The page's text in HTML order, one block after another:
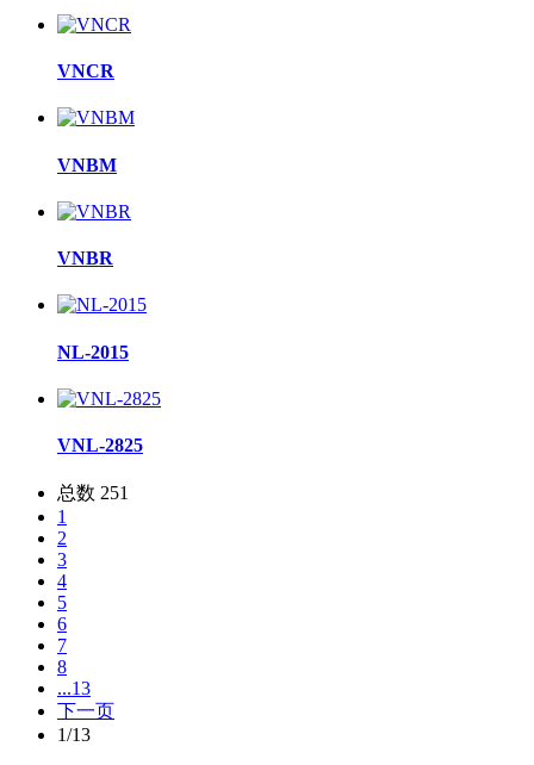
VNCR
VNBM
VNBR
NL-2015
VNL-2825
总数 251
1
2
3
4
5
6
7
8
...13
下一页
1/13